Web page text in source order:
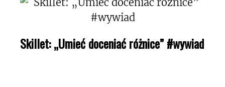
Skillet: „Umieć doceniać różnice” #wywiad